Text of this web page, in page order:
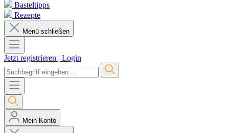
Basteltipps
Rezepte
Menü schließen
Jetzt registrieren | Login
Mein Konto